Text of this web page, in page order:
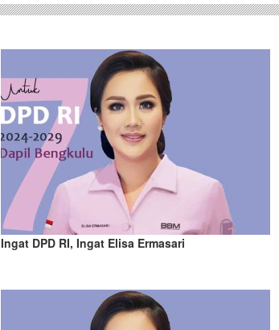
Ingat DPD RI, Ingat Elisa Ermasari